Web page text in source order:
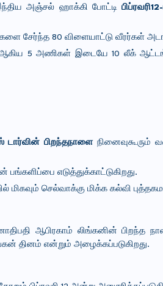
அஞ்சல் ஹாக்கி போட்டி
சேர்ந்த 80 விளையாட்டு வீரர்கள்
5 அணிகள் இடையே 10 லீக்
டார்வின் பிறந்தநாளைநினைவுகூரும்
எடுத்துக்காட்டுகிறது.
மிகவும் செல்வாக்கு மிக்க கல்வி
ஆபிரகாம் லிங்கனின்
தினம் என்றும் அழைக்கப்படுகிறது.